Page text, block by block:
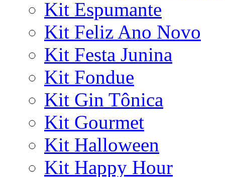
Kit Espumante
Kit Feliz Ano Novo
Kit Festa Junina
Kit Fondue
Kit Gin Tônica
Kit Gourmet
Kit Halloween
Kit Happy Hour